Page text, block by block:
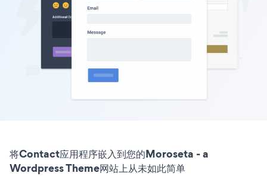
将Contact应用程序嵌入到您的Moroseta - a
Wordpress Theme网站上从未如此简单